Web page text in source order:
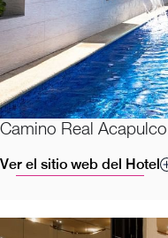
Camino Real
Ver el sitio web del Hotel